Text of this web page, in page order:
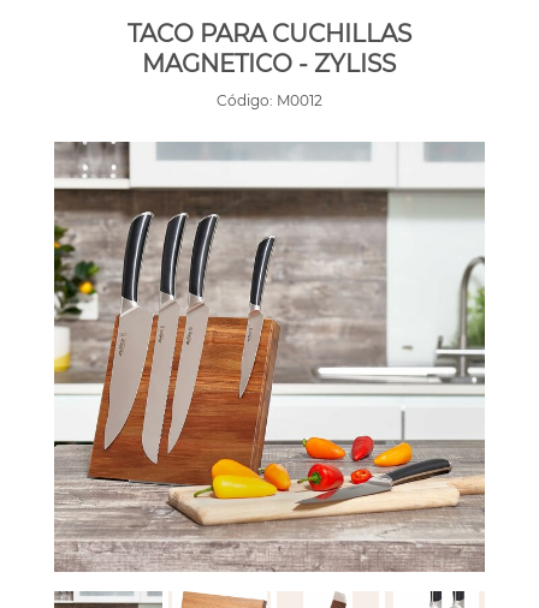
TACO PARA CUCHILLAS
MAGNETICO - ZYLISS
Código: M0012